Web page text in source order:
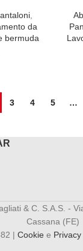
da
bermuda
3 4 5 …
& C. S.A.S. -
Cassana (FE)
| Cookie e